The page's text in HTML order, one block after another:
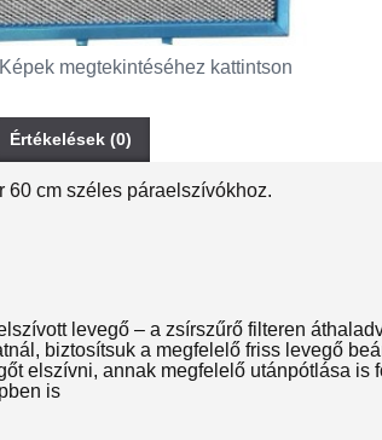
Képek megtekintéséhez kattintson
Értékelések (0)
60 cm széles páraelszívókhoz.
levegő – a zsírszűrő filteren
biztosítsuk a megfelelő friss levegő
elszívni, annak megfelelő utánpótlása
is